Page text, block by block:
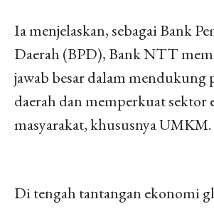
Ia menjelaskan, sebagai Bank
Daerah (BPD), Bank NTT
jawab besar dalam mendukung
daerah dan memperkuat sektor
masyarakat, khususnya UMKM.
Di tengah tantangan ekonomi